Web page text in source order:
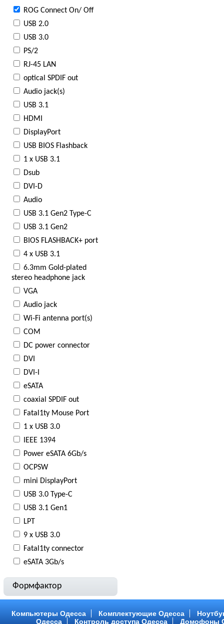
ROG Connect On/ Off
USB 2.0
USB 3.0
PS/2
RJ-45 LAN
optical SPDIF out
Audio jack(s)
USB 3.1
HDMI
DisplayPort
USB BIOS Flashback
1 х USB 3.1
Dsub
DVI-D
Audio
USB 3.1 Gen2 Type-C
USB 3.1 Gen2
BIOS FLASHBACK+ port
4 х USB 3.1
6.3mm Gold-plated
stereo headphone jack
VGA
Audio jack
Wi-Fi antenna port(s)
COM
DC power connector
DVI
DVI-I
eSATA
coaxial SPDIF out
Fatal1ty Mouse Port
1 х USB 3.0
IEEE 1394
Power eSATA 6Gb/s
OCPSW
mini DisplayPort
USB 3.0 Type-С
USB 3.1 Gen1
LPT
9 x USB 3.0
Fatal1ty connector
eSATA 3Gb/s
Формфактор
Компьютеры Одесса Комплектующие Одесса
Одесса
Контроль доступа Одесса Домофоны